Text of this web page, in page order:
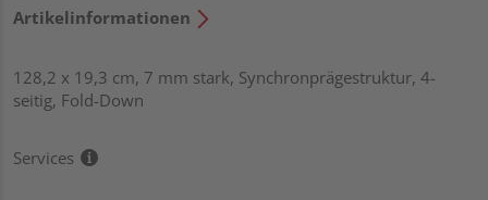
Artikelinformationen
128,2 x 19,3 cm, 7 mm stark, Synchronprägestruktur, 4-
seitig, Fold-Down
Services